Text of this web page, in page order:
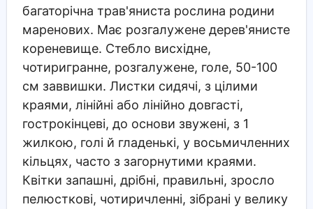
багаторічна трав'яниста рослина родини
маренових. Має розгалужене дерев'янисте
кореневище. Стебло висхідне,
чотиригранне, розгалужене, голе, 50-100
см заввишки. Листки сидячі, з цілими
краями, лінійні або лінійно довгасті,
гострокінцеві, до основи звужені, з 1
жилкою, голі й гладенькі, у восьмичленних
кільцях, часто з загорнутими краями.
Квітки запашні, дрібні, правильні, зросло
пелюсткові, чотиричленні, зібрані у велику